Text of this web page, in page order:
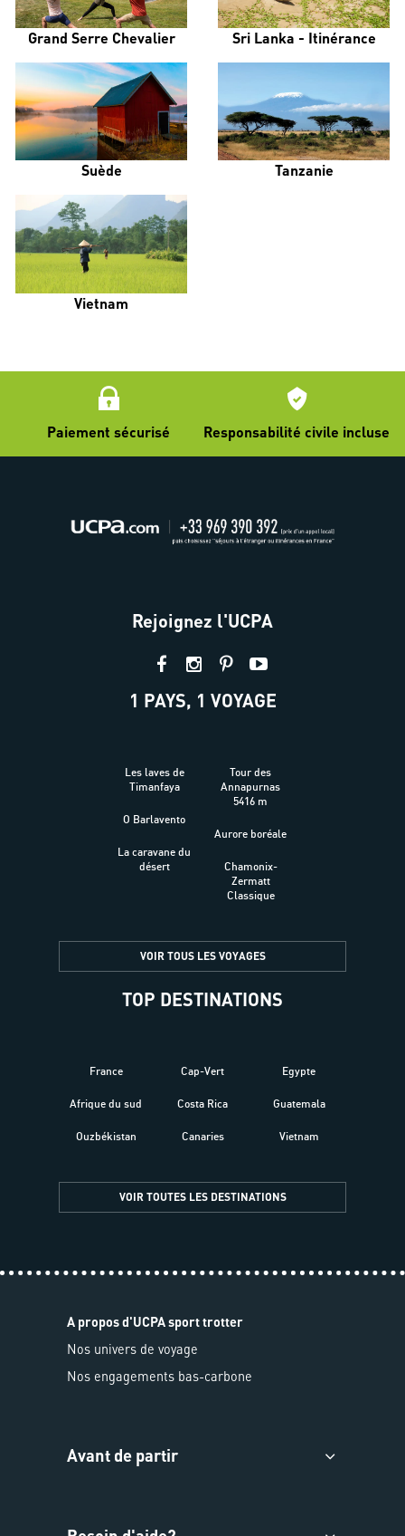
Grand Serre Chevalier Sri Lanka - Itinérance
Suède Tanzanie
Vietnam
Paiement sécurisé Responsabilité civile incluse
Rejoignez l'UCPA
1 PAYS, 1 VOYAGE
Les laves de
Timanfaya
O Barlavento
La caravane du
désert
Tour des
Annapurnas
5416 m
Aurore boréale
Chamonix-
Zermatt
Classique
VOIR TOUS LES VOYAGES
TOP DESTINATIONS
France
Afrique du sud
Ouzbékistan
Cap-Vert
Costa Rica
Canaries
Egypte
Guatemala
Vietnam
VOIR TOUTES LES DESTINATIONS
A propos d'UCPA sport trotter
Nos univers de voyage
Nos engagements bas-carbone
Avant de partir